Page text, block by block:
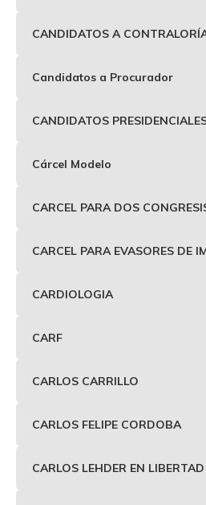
CANDIDATOS A
Candidatos a Procurador
CANDIDATOS
Cárcel Modelo
CARCEL PARA DOS
CARCEL PARA EVASORES DE
CARDIOLOGIA
CARF
CARLOS CARRILLO
CARLOS FELIPE CORDOBA
CARLOS LEHDER EN LIBERTAD